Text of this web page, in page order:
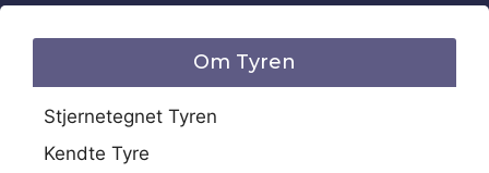
Om Tyren
Stjernetegnet Tyren
Kendte Tyre